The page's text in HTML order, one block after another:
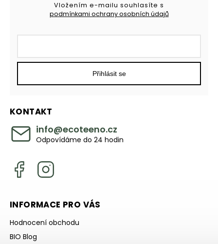
KONTAKT
info@ecoteeno.cz
Odpovídáme do 24 hodin
Vložením e-mailu souhlasíte s
podmínkami ochrany osobních údajů
Přihlásit se
INFORMACE PRO VÁS
Hodnocení obchodu
BIO Blog